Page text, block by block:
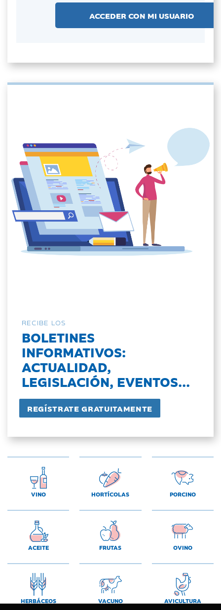
RECIBE LOS
BOLETINES
INFORMATIVOS:
ACTUALIDAD,
LEGISLACIÓN, EVENTOS...
VINO HORTÍCOLAS PORCINO
ACEITE FRUTAS OVINO
HERBÁCEOS VACUNO AVICULTURA